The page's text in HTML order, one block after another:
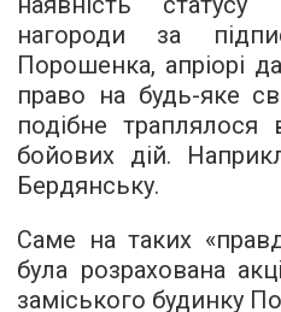
нагороди за
Порошенка, апріорі
право на будь-яке
подібне
бойових дій.
Бердянську.
Саме на таких
була розрахована
заміського будинку